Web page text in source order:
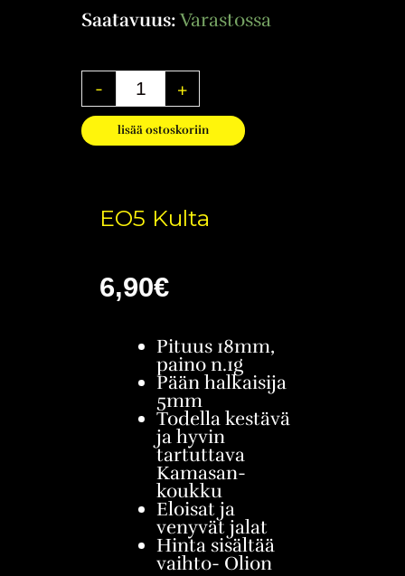
Saatavuus:Varastossa
- +
lisää ostoskoriin
EO5 Kulta
6,90€
Pituus 18mm,
paino n.1g
Pään halkaisija
5mm
Todella kestävä
ja hyvin
tartuttava
Kamasan-
koukku
Eloisat ja
venyvät jalat
Hinta sisältää
vaihto- Olion